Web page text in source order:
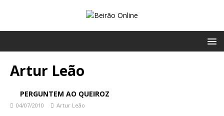
Artur Leão
PERGUNTEM AO QUEIROZ
04/07/2010 Artur Leão